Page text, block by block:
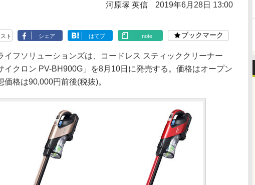
河原塚 英信 2019年6月28日 13:00
スト シェア はてブ note ブックマーク
フソリューションズは、コードレス スティッククリーナー
イクロン PV-BH900G」を8月10日に発売する。価格はオープン
格は90,000円前後(税抜)。